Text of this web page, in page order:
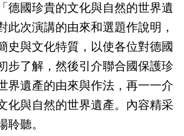
「德國珍貴的文化與自然的世界遺
此次演講的由來和選題作說明，
史與文化特質，以使各位對德國
步了解，然後引介聯合國保護珍
界遺產的由來與作法，再一一介
化與自然的世界遺產。內容精采
聆聽。